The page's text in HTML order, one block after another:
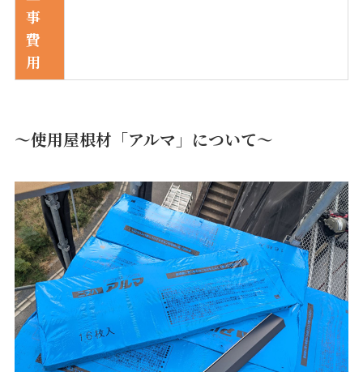
事
費
用
～使用屋根材「アルマ」について～